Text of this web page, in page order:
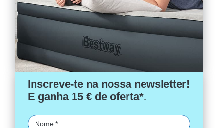
Inscreve-te na nossa newsletter!
E ganha 15 € de oferta*.